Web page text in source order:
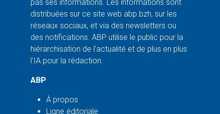
pas ses informations. Les informations sont
distribuées sur ce site web abp.bzh, sur les
réseaux sociaux, et via des newsletters ou
des notifications. ABP utilise le public pour la
hiérarchisation de l'actualité et de plus en plus
l'IA pour la rédaction.
ABP
À propos
Ligne éditoriale